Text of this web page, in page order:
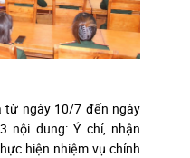
10/7 đến ngày
nội dung: Ý chí, nhận
hiện nhiệm vụ chính